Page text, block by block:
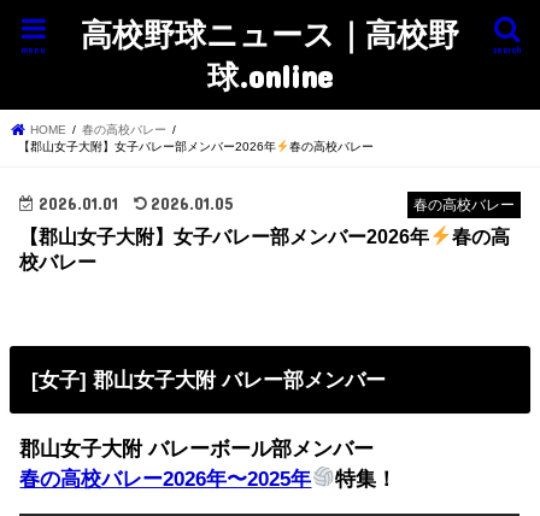
高校野球ニュース｜高校野
球.online
search
menu
HOME
春の高校バレー
【郡山女子大附】女子バレー部メンバー2026年
春の高校バレー
春の高校バレー
2026.01.01 2026.01.05
【郡山女子大附】女子バレー部メンバー2026年
春の高
校バレー
[女子] 郡山女子大附 バレー部メンバー
郡山女子大附 バレーボール部メンバー
春の高校バレー2026年〜2025年
特集！